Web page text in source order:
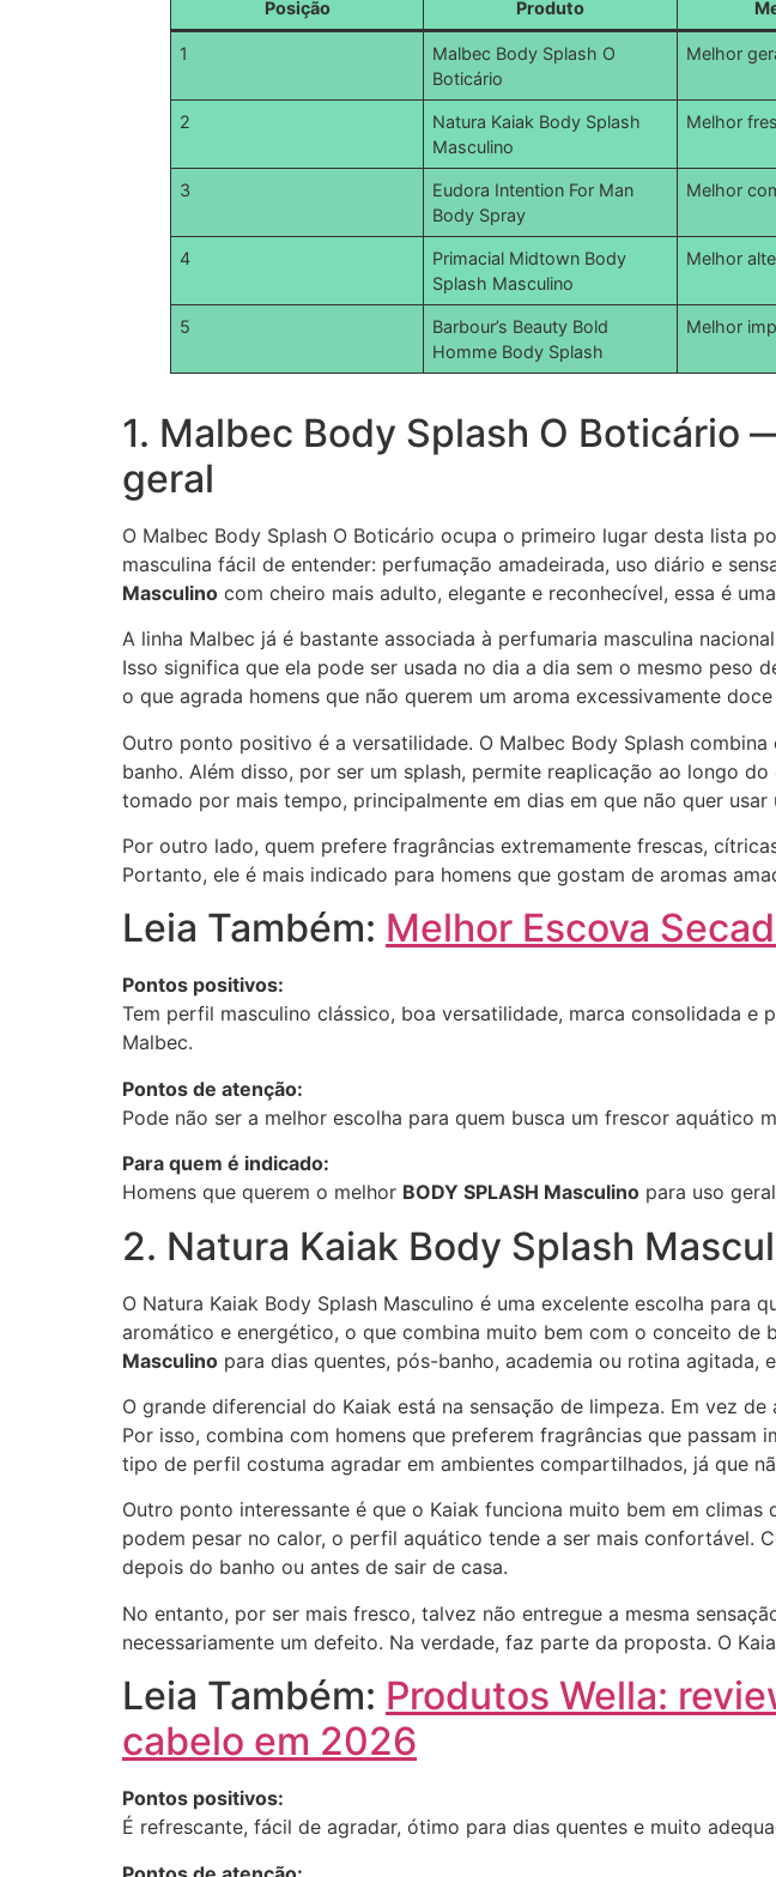
Posição Produto
1
Malbec Body Splash O
Boticário
Melhor
2
Natura Kaiak Body Splash
Masculino
Melhor
3
Eudora Intention For Man
Body Spray
Melhor
4
Primacial Midtown Body
Splash Masculino
Melhor
5
Barbour’s Beauty Bold
Homme Body Splash
Melhor
1. Malbec Body Splash O Boticário
geral
O Malbec Body Splash O Boticário ocupa o primeiro lugar desta lista
masculina fácil de entender: perfumação amadeirada, uso diário e
Masculino com cheiro mais adulto, elegante e reconhecível, essa é
A linha Malbec já é bastante associada à perfumaria masculina
Isso significa que ela pode ser usada no dia a dia sem o mesmo peso
o que agrada homens que não querem um aroma excessivamente
Outro ponto positivo é a versatilidade. O Malbec Body Splash
banho. Além disso, por ser um splash, permite reaplicação ao longo
tomado por mais tempo, principalmente em dias em que não quer
Por outro lado, quem prefere fragrâncias extremamente frescas,
Portanto, ele é mais indicado para homens que gostam de aromas
Leia Também: Melhor Escova
Pontos positivos:
Tem perfil masculino clássico, boa versatilidade, marca consolidada
Malbec.
Pontos de atenção:
Pode não ser a melhor escolha para quem busca um frescor aquático
Para quem é indicado:
Homens que querem o melhor BODY SPLASH Masculino para uso
2. Natura Kaiak Body Splash
O Natura Kaiak Body Splash Masculino é uma excelente escolha
aromático e energético, o que combina muito bem com o conceito de
Masculino para dias quentes, pós-banho, academia ou rotina agitada,
O grande diferencial do Kaiak está na sensação de limpeza. Em vez
Por isso, combina com homens que preferem fragrâncias que
tipo de perfil costuma agradar em ambientes compartilhados, já que
Outro ponto interessante é que o Kaiak funciona muito bem em
podem pesar no calor, o perfil aquático tende a ser mais confortável.
depois do banho ou antes de sair de casa.
No entanto, por ser mais fresco, talvez não entregue a mesma
necessariamente um defeito. Na verdade, faz parte da proposta. O
Leia Também: Produtos Wella:
cabelo em 2026
Pontos positivos:
É refrescante, fácil de agradar, ótimo para dias quentes e muito